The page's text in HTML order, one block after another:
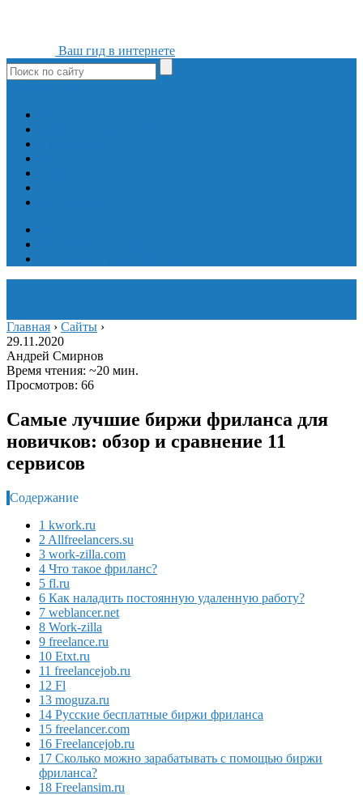
Ваш гид в интернете
Главная › Сайты ›
29.11.2020
Андрей Смирнов
Время чтения: ~20 мин.
Просмотров: 66
Самые лучшие биржи фриланса для
новичков: обзор и сравнение 11
сервисов
Содержание
1 kwork.ru
2 Allfreelancers.su
3 work-zilla.com
4 Что такое фриланс?
5 fl.ru
6 Как наладить постоянную удаленную работу?
7 weblancer.net
8 Work-zilla
9 freelance.ru
10 Etxt.ru
11 freelancejob.ru
12 Fl
13 moguza.ru
14 Русские бесплатные биржи фриланса
15 freelancer.com
16 Freelancejob.ru
17 Сколько можно зарабатывать с помощью биржи
фриланса?
18 Freelansim.ru